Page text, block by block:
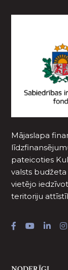
Mājaslapa
pateicoties
valsts
vietējo
teritoriju